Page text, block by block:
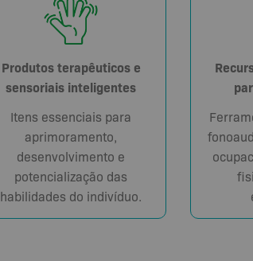
Produtos terapêuticos e
sensoriais inteligentes
Itens essenciais para
aprimoramento,
desenvolvimento e
potencialização das
habilidades do indivíduo.